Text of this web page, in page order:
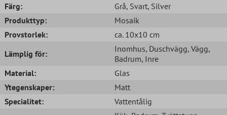
Färg: Grå, Svart, Silver
Produkttyp:
Mosaik
Provstorlek:
ca. 10x10 cm
Lämplig för:
Inomhus, Duschvägg, Vägg,
Badrum, Inre
Material:
Glas
Ytegenskaper:
Matt
Specialitet:
Vattentålig